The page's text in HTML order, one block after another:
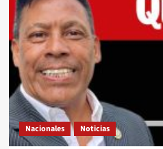
Nacionales Noticias